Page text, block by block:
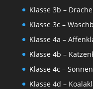
Klasse 3b –
Klasse 3c –
Klasse 4a –
Klasse 4b –
Klasse 4c –
Klasse 4d –